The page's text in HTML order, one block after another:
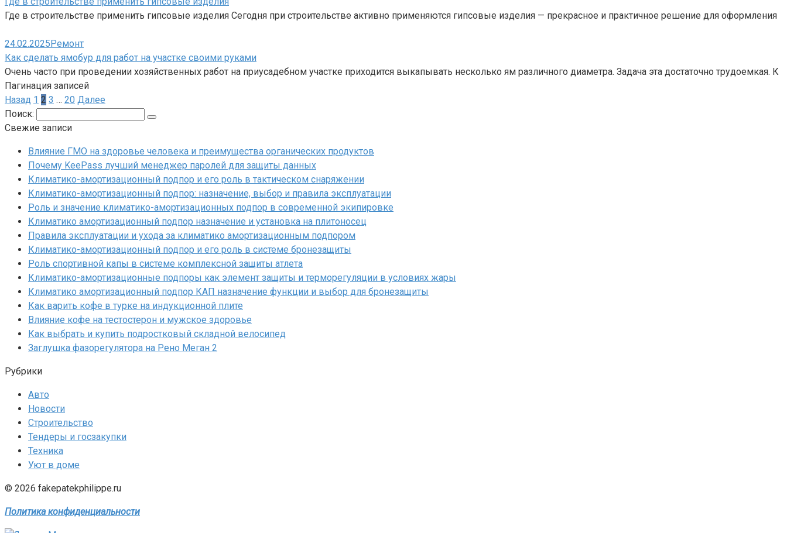
Где в строительстве применить гипсовые изделия Сегодня при строительстве активно применяются гипсовые изделия — прекрасное и практичное решение для оформления
24.02.2025Ремонт
Как сделать ямобур для работ на участке своими руками
Очень часто при проведении хозяйственных работ на приусадебном участке приходится выкапывать несколько ям различного диаметра. Задача эта достаточно трудоемкая. К
Пагинация записей
Назад 1 2 3 … 20 Далее
Поиск:
Свежие записи
Влияние ГМО на здоровье человека и преимущества органических продуктов
Почему KeePass лучший менеджер паролей для защиты данных
Климатико-амортизационный подпор и его роль в тактическом снаряжении
Климатико-амортизационный подпор: назначение, выбор и правила эксплуатации
Роль и значение климатико-амортизационных подпор в современной экипировке
Климатико амортизационный подпор назначение и установка на плитоносец
Правила эксплуатации и ухода за климатико амортизационным подпором
Климатико-амортизационный подпор и его роль в системе бронезащиты
Роль спортивной капы в системе комплексной защиты атлета
Климатико-амортизационные подпоры как элемент защиты и терморегуляции в условиях жары
Климатико амортизационный подпор КАП назначение функции и выбор для бронезащиты
Как варить кофе в турке на индукционной плите
Влияние кофе на тестостерон и мужское здоровье
Как выбрать и купить подростковый складной велосипед
Заглушка фазорегулятора на Рено Меган 2
Рубрики
Авто
Новости
Строительство
Тендеры и госзакупки
Техника
Уют в доме
© 2026 fakepatekphilippe.ru
Политика конфиденциальности